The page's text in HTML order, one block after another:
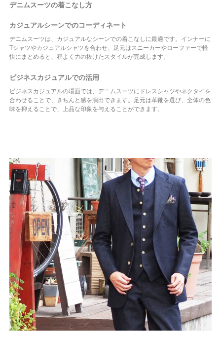
デニムスーツの着こなし方
カジュアルシーンでのコーディネート
デニムスーツは、カジュアルなシーンでの着こなしに最適です。インナーに
Tシャツやカジュアルシャツを合わせ、足元はスニーカーやローファーで軽
快にまとめると、程よく力の抜けたスタイルが完成します。
ビジネスカジュアルでの活用
ビジネスカジュアルの場面では、デニムスーツにドレスシャツやネクタイを
合わせることで、きちんと感を演出できます。足元は革靴を選び、全体の色
味を抑えることで、上品な印象を与えることができます。